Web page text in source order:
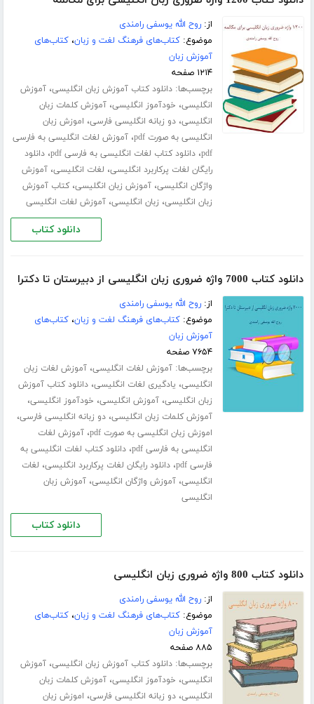
از:روح الله یوسفی رامندی
موضوع:کتاب‌های فرهنگ لغت و زبان،کتاب‌های
آموزش زبان
۱۲۱۴ صفحه
برچسب‌ها:دانلود کتاب آموزش زبان انگلیسی،آموزش
انگلیسی، خودآموز انگلیسی،آموزش کلمات زبان
انگلیسی،دو زبانه انگلیسی فارسی، اموزش زبان
انگلیسی به صورت pdf
،آموزش لغات انگلیسی به فارسی
pdf،دانلود کتاب لغات انگلیسی به فارسی pdf ،دانلود
رایگان لغات پرکاربرد انگلیسی، لغات انگلیسی،آموزش
واژگان انگلیسی،آموزش زبان انگلیسی،کتاب آموزش
زبان انگلیسی، زبان انگلیسی،آموزش لغات انگلیسی
دانلود کتاب
دانلود کتاب 7000 واژه ضروری زبان انگلیسی از دبیرستان تا دکترا
از:روح الله یوسفی رامندی
موضوع:کتاب‌های فرهنگ لغت و زبان،کتاب‌های
آموزش زبان
۷۶۵۴ صفحه
برچسب‌ها:آموزش لغات انگلیسی،آموزش لغات زبان
انگلیسی، یادگیری لغات انگلیسی،دانلود کتاب آموزش
زبان انگلیسی،آموزش انگلیسی، خودآموز انگلیسی،
آموزش کلمات زبان انگلیسی،دو زبانه انگلیسی فارسی،
اموزش زبان انگلیسی به صورت pdf ،آموزش لغات
انگلیسی به فارسی pdf
،دانلود کتاب لغات انگلیسی به
فارسی pdf
،دانلود رایگان لغات پرکاربرد انگلیسی، لغات
انگلیسی،آموزش واژگان انگلیسی،آموزش زبان
انگلیسی
دانلود کتاب
دانلود کتاب 800 واژه ضروری زبان انگلیسی
از:روح الله یوسفی رامندی
موضوع:کتاب‌های فرهنگ لغت و زبان،کتاب‌های
آموزش زبان
۸۸۵ صفحه
برچسب‌ها:دانلود کتاب آموزش زبان انگلیسی،آموزش
انگلیسی، خودآموز انگلیسی،آموزش کلمات زبان
انگلیسی،دو زبانه انگلیسی فارسی، اموزش زبان